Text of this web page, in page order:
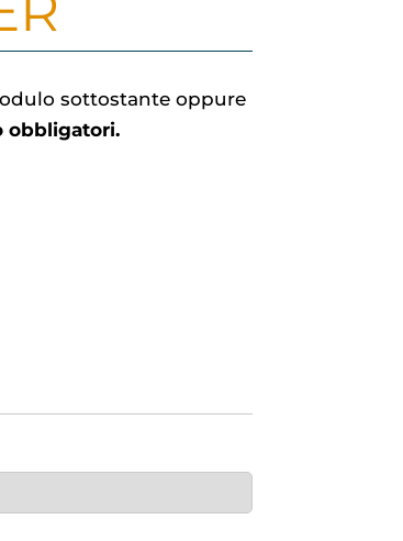
sottostante oppure
obbligatori.